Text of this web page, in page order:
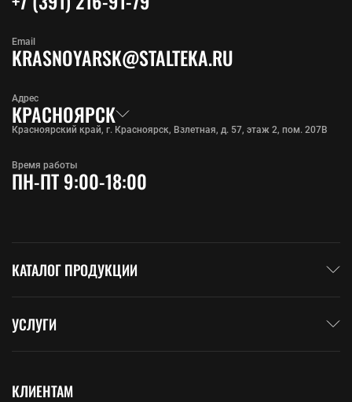
Адрес
КРАСНОЯРСК
Красноярский край, г. Красноярск, Взлетная, д. 57, этаж 2, пом. 207В
Email
KRASNOYARSK@STALTEKA.RU
Время работы
ПН-ПТ 9:00-18:00
КАТАЛОГ ПРОДУКЦИИ
УСЛУГИ
КЛИЕНТАМ